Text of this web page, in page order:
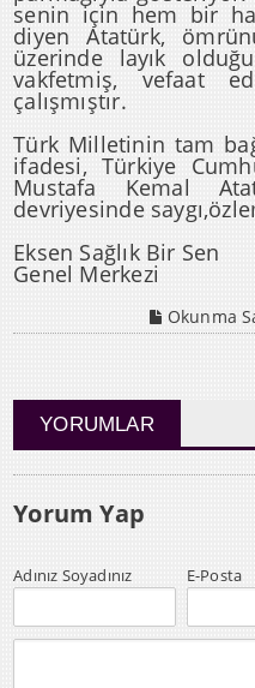
senin için hem bir
diyen Atatürk,
üzerinde layık
vakfetmiş, vefaat
çalışmıştır.
Türk Milletinin tam
ifadesi, Türkiye
Mustafa Kemal
devriyesinde
Eksen Sağlık Bir Sen
Genel Merkezi
Okunma
YORUMLAR
Yorum Yap
Adınız Soyadınız E-Posta